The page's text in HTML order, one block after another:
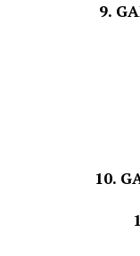
9.
9.2
9.3
10.